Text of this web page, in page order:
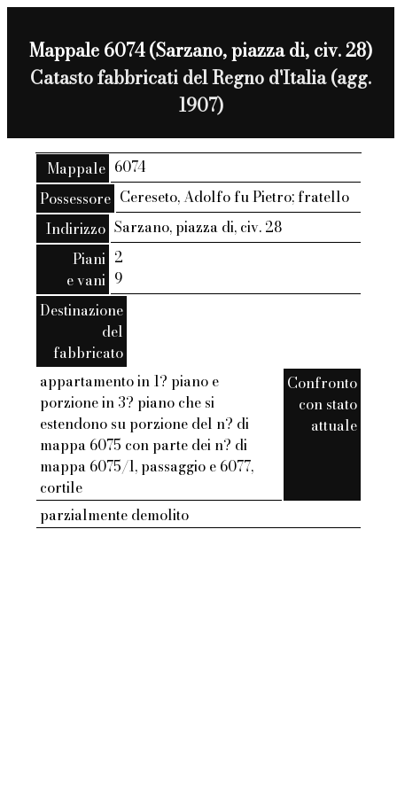
Mappale 6074 (Sarzano, piazza di, civ. 28)
Catasto fabbricati del Regno d'Italia (agg.
1907)
Mappale 6074
Possessore Cereseto, Adolfo fu Pietro; fratello
Indirizzo Sarzano, piazza di, civ. 28
Piani
e vani
2
9
Destinazione
del
fabbricato
appartamento in 1? piano e
porzione in 3? piano che si
estendono su porzione del n? di
mappa 6075 con parte dei n? di
mappa 6075/1, passaggio e 6077,
cortile
Confronto
con stato
attuale
parzialmente demolito